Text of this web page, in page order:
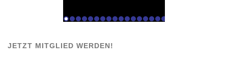
JETZT MITGLIED WERDEN!